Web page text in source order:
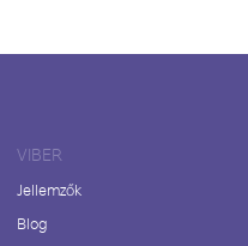
VIBER
Jellemzők
Blog